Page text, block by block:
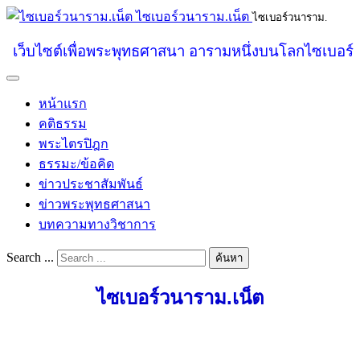
ไซเบอร์วนาราม.เน็ต ไซเบอร์วนาราม.
เว็บไซต์เพื่อพระพุทธศาสนา อารามหนึ่งบนโลกไซเบอร์
หน้าแรก
คติธรรม
พระไตรปิฎก
ธรรมะ/ข้อคิด
ข่าวประชาสัมพันธ์
ข่าวพระพุทธศาสนา
บทความทางวิชาการ
Search ... ค้นหา
ไซเบอร์วนาราม.เน็ต